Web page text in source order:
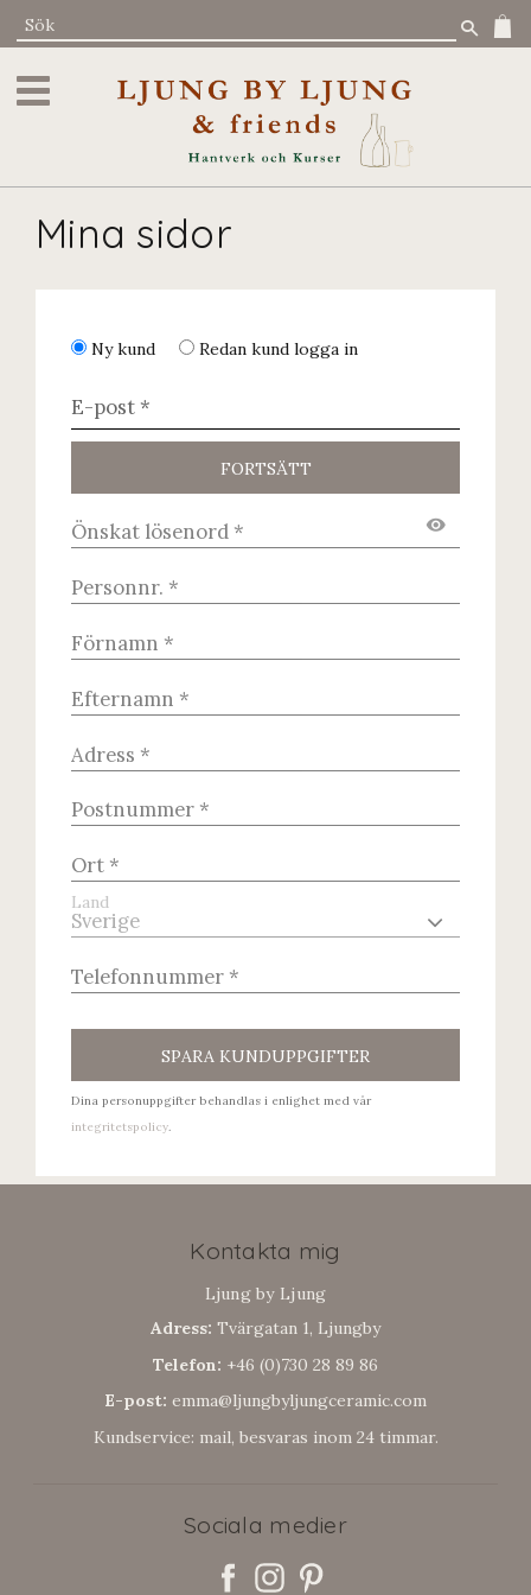
Meny
Mina sidor
Ny kund Redan kundlogga in
FORTSÄTT
visibility
Land
SPARA KUNDUPPGIFTER
Dina personuppgifter behandlas i enlighet med vår
integritetspolicy.
Kontakta mig
Ljung by Ljung
Adress: Tvärgatan 1, Ljungby
Telefon: +46 (0)730 28 89 86
E-post: emma@ljungbyljungceramic.com
Kundservice: mail, besvaras inom 24 timmar.
Sociala medier